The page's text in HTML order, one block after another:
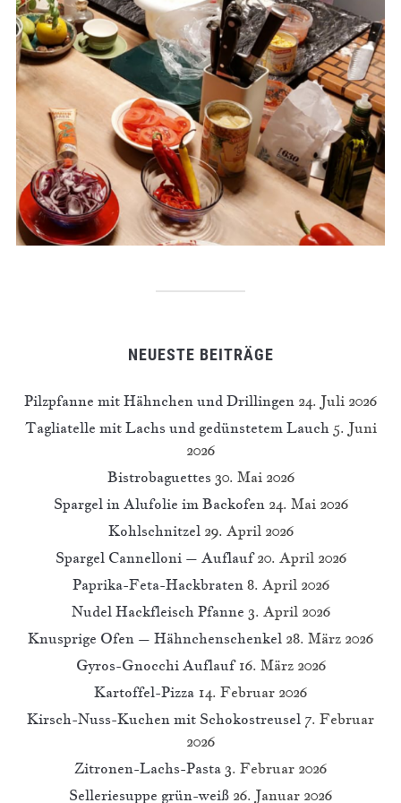
NEUESTE BEITRÄGE
Pilzpfanne mit Hähnchen und Drillingen 24. Juli 2026
Tagliatelle mit Lachs und gedünstetem Lauch 5. Juni
2026
Bistrobaguettes 30. Mai 2026
Spargel in Alufolie im Backofen 24. Mai 2026
Kohlschnitzel 29. April 2026
Spargel Cannelloni – Auflauf 20. April 2026
Paprika-Feta-Hackbraten 8. April 2026
Nudel Hackfleisch Pfanne 3. April 2026
Knusprige Ofen – Hähnchenschenkel 28. März 2026
Gyros-Gnocchi Auflauf 16. März 2026
Kartoffel-Pizza 14. Februar 2026
Kirsch-Nuss-Kuchen mit Schokostreusel 7. Februar
2026
Zitronen-Lachs-Pasta 3. Februar 2026
Selleriesuppe grün-weiß 26. Januar 2026